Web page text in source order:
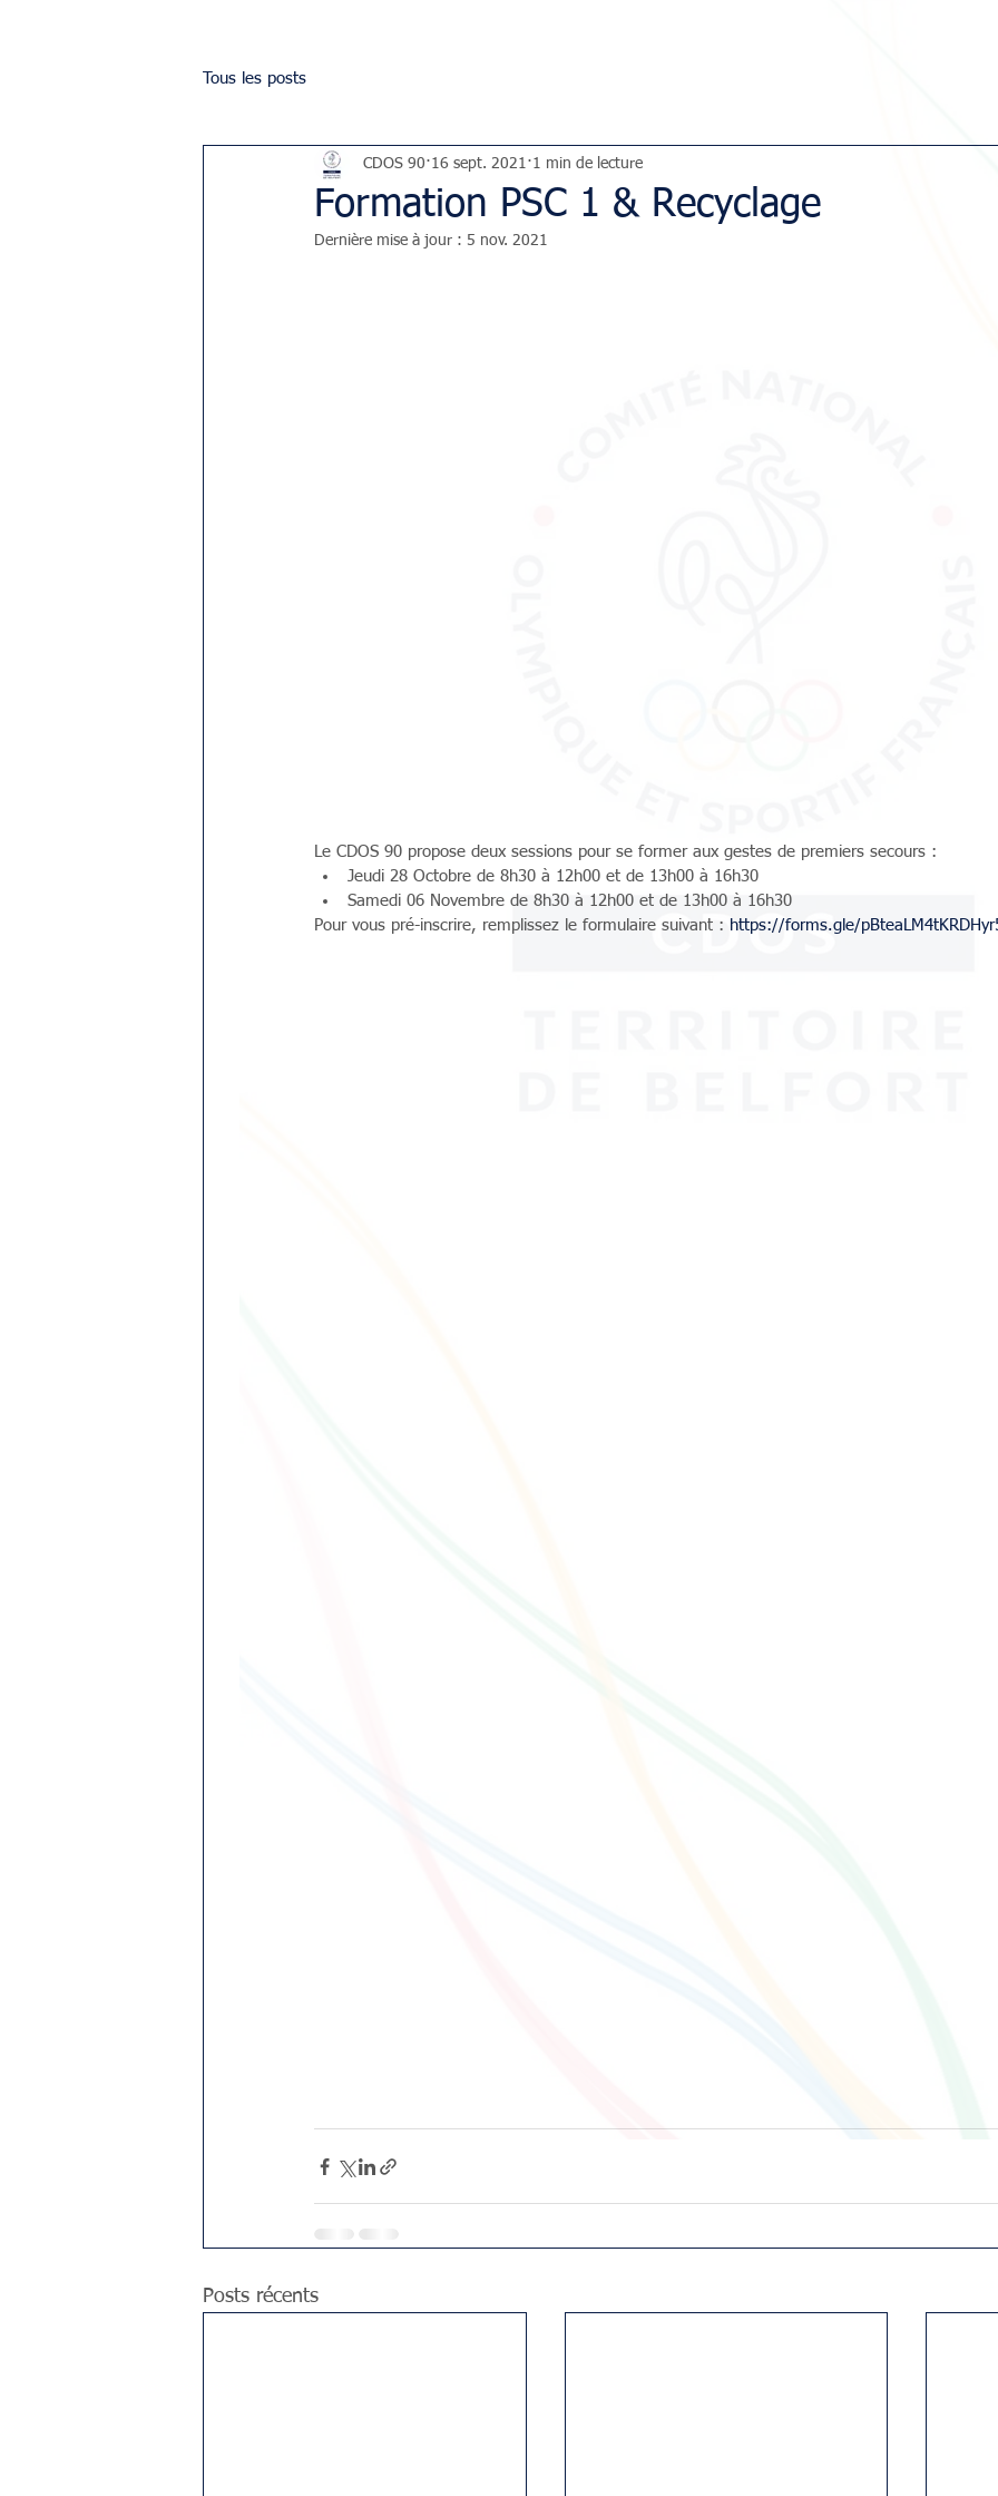
Tous les posts
Formation PSC 1 & Recyclage
CDOS 90 16 sept. 2021 1 min de lecture
Dernière mise à jour : 5 nov. 2021
Le CDOS 90 propose deux sessions pour se former aux gestes de premiers secours :
Jeudi 28 Octobre de 8h30 à 12h00 et de 13h00 à 16h30
Samedi 06 Novembre de 8h30 à 12h00 et de 13h00 à 16h30
Pour vous pré-inscrire, remplissez le formulaire suivant : https://forms.gle/
Posts récents